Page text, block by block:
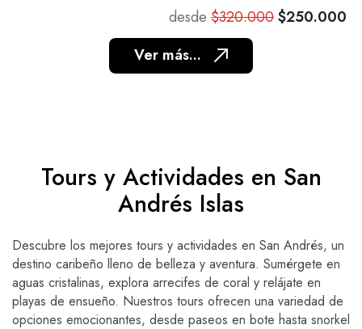
desde $320.000$250.000
Ver más...
Tours y Actividades en San
Andrés Islas
Descubre los mejores tours y actividades en San Andrés, un
destino caribeño lleno de belleza y aventura. Sumérgete en
aguas cristalinas, explora arrecifes de coral y relájate en
playas de ensueño. Nuestros tours ofrecen una variedad de
opciones emocionantes, desde paseos en bote hasta snorkel